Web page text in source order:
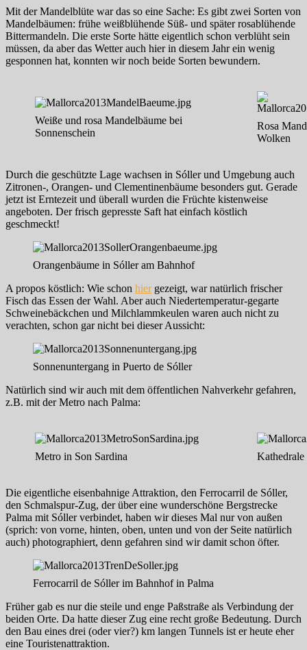
Mit der Mandelblüte war das so eine Sache: Es gibt zwei Sorten von
Mandelbäumen: frühe weißblühende Süß- und später rosablühende
Bittermandeln. Die erste Sorte hätte eigentlich schon verblüht sein
müssen, da aber das Wetter auch hier in diesem Jahr ein wenig
gesponnen hat, konnten wir noch beide Sorten bewundern.
Weiße und rosa Mandelbäume bei
Sonnenschein
Rosa
Wolken
Durch die geschützte Lage wachsen in Sóller und Umgebung auch
Zitronen-, Orangen- und Clementinenbäume besonders gut. Gerade
jetzt ist Erntezeit und überall wurden die Früchte kistenweise
angeboten. Der frisch gepresste Saft hat einfach köstlich
geschmeckt!
Orangenbäume in Sóller am Bahnhof
A propos köstlich: Wie schon hiergezeigt, war natürlich frischer
Fisch das Essen der Wahl. Aber auch Niedertemperatur-gegarte
Schweinebäckchen und Milchlammkeulen waren auch nicht zu
verachten, schon gar nicht bei dieser Aussicht:
Sonnenuntergang in Puerto de Sóller
Natürlich sind wir auch mit dem öffentlichen Nahverkehr gefahren,
z.B. mit der Metro nach Palma:
Metro in Son Sardina Kathedrale
Die eigentliche eisenbahnige Attraktion, den Ferrocarril de Sóller,
den Schmalspur-Zug, der über eine wunderschöne Bergstrecke
Palma mit Sóller verbindet, haben wir dieses Mal nur von außen
(sprich: von vorne, hinten, oben, unten und von der Seite natürlich
auch) photographiert, denn gefahren sind wir damit schon öfter.
Ferrocarril de Sóller im Bahnhof in Palma
Früher gab es nur die steile und enge Paßstraße als Verbindung der
beiden Orte. Da hatte dieser Zug eine recht große Bedeutung. Durch
den Bau eines drei (oder vier?) km langen Tunnels ist er heute eher
eine Touristenattraktion.